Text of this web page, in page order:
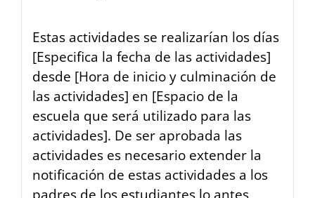
Estas actividades se realizarían los días
[Especifica la fecha de las actividades]
desde [Hora de inicio y culminación de
las actividades] en [Espacio de la
escuela que será utilizado para las
actividades]. De ser aprobada las
actividades es necesario extender la
notificación de estas actividades a los
padres de los estudiantes lo antes